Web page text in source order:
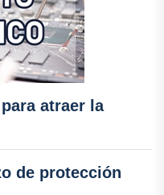
atraer la
de protección